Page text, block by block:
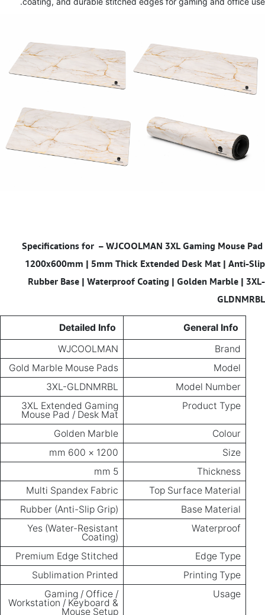
– WJCOOLMAN 3XL Gaming Mouse Pad
1200x600mm | 5mm Thick Extended Desk Mat | Anti-Slip
Rubber Base | Waterproof Coating | Golden Marble | 3XL-
GLDNMRBL
General Info
Detailed Info
Brand
WJCOOLMAN
Model
Gold Marble Mouse Pads
Model Number
3XL-GLDNMRBL
Product Type
3XL Extended Gaming
Mouse Pad / Desk Mat
Colour
Golden Marble
Size
1200 × 600 mm
Thickness
5 mm
Top Surface Material
Multi Spandex Fabric
Base Material
Rubber (Anti-Slip Grip)
Waterproof
Yes (Water-Resistant
Coating)
Edge Type
Premium Edge Stitched
Printing Type
Sublimation Printed
Usage
Gaming / Office /
Workstation / Keyboard &
Mouse Setup